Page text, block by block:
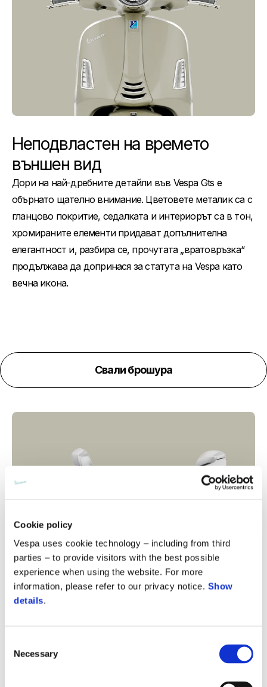
Cookie policy
Vespa uses cookie technology – including from third
parties – to provide visitors with the best possible
experience when using the website. For more
information, please refer to our privacy notice. Show
details.
Selection
Necessary
Неподвластен на времето
външен вид
Дори на най-дребните детайли във Vespa Gts е
обърнато щателно внимание. Цветовете металик са с
гланцово покритие, седалката и интериорът са в тон,
хромираните елементи придават допълнителна
елегантност и, разбира се, прочутата „вратовръзка“
продължава да допринася за статута на Vespa като
вечна икона.
Свали брошура